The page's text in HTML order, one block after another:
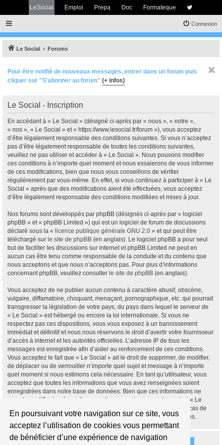
En poursuivant votre navigation sur ce site, vous
acceptez l’utilisation de cookies vous permettant
de bénéficier d’une expérience de navigation
LeSocial Emploi Prepa Doc Formateque
Connexion
Le Social Forums
Pour être notifié de nouveaux messages, entrer dans un forum puis
cliquer sur "S'abonner au forum" (+ infos)
Le Social - Inscription
En accédant à « Le Social » (désigné ci-après par « nous », « notre »,
« nos », « Le Social » et « https://www.lesocial.fr/forum »), vous acceptez
d’être légalement responsable des conditions suivantes. Si vous n’acceptez
pas d’être légalement responsable de toutes les conditions suivantes,
veuillez ne pas utiliser et accéder à « Le Social ». Nous pouvons modifier
ces conditions à n’importe quel moment et nous essaierons de vous informer
de ces modifications, bien que nous vous conseillons de vérifier
régulièrement par vous-même. En effet, si vous continuez à participer à « Le
Social » après que des modifications aient été effectuées, vous acceptez
d’être légalement responsable des conditions modifiées et mises à jour.
Nos forums sont développés par phpBB (désignés ci-après par « logiciel
phpBB » et « phpBB Limited ») qui est un logiciel de forum de discussions
déclaré sous la « licence publique générale GNU 2.0 » et qui peut être
téléchargé sur le site de phpBB (en anglais). Le logiciel phpBB a pour seul
but de faciliter les discussions sur internet et phpBB Limited ne peut en
aucun cas être tenu comme responsable de la conduite et du contenu que
nous acceptons et que nous n’acceptons pas. Pour plus d’informations
concernant phpBB, veuillez consulter le site de phpBB (en anglais).
Vous acceptez de ne publier aucun contenu à caractère abusif, obscène,
vulgaire, diffamatoire, choquant, menaçant, pornographique, etc. qui pourrait
transgresser la législation de votre pays, du pays dans lequel le serveur de
« Le Social » est hébergé ou encore la loi internationale. Si vous ne
respectez pas ces dispositions, vous vous exposez à un bannissement
immédiat et définitif et nous nous réservons le droit d’avertir votre fournisseur
d’accès à internet et les autorités officielles. L’adresse IP de tous les
messages est enregistrée afin d’aider au renforcement de ces conditions.
Vous acceptez le fait que « Le Social » ait le droit de supprimer, de modifier,
de déplacer ou de verrouiller n’importe quel sujet et message à n’importe
quel moment si nous estimons cela nécessaire. En tant qu’utilisateur, vous
acceptez que toutes les informations que vous avez renseignées soient
enregistrées dans notre base de données. Bien que ces informations ne
seront pas diffusées à une tierce partie sans votre consentement, ni « Le
Social », ni phpBB, ne pourront être tenus comme responsables en cas de
tentative de piratage informatique visant à compromettre vos données.